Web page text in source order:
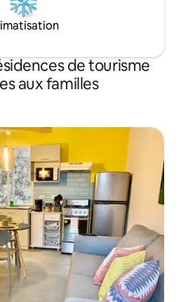
de tourisme
aux familles